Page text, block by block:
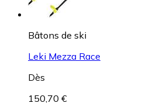
Bâtons de ski
Leki Mezza Race
Dès
150,70 €